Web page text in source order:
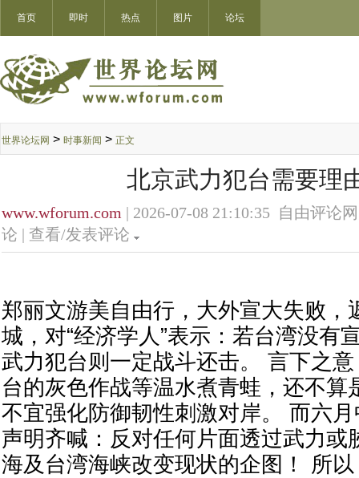
首页 即时 热点 图片 论坛
世界论坛网 > 时事新闻 > 正文
北京武力犯台需要理
www.wforum.com | 2026-07-08 21:10:35 自由评论
论 | 查看/发表评论
郑丽文游美自由行，大外宣大失败，
城，对“经济学人”表示：若台湾没有
武力犯台则一定战斗还击。 言下之
台的灰色作战等温水煮青蛙，还不算
不宜强化防御韧性刺激对岸。 而六
声明齐喊：反对任何片面透过武力或
海及台湾海峡改变现状的企图！ 所